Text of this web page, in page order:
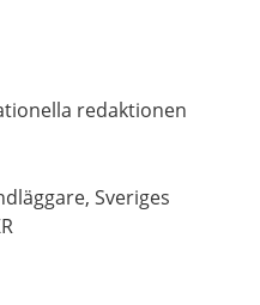
redaktionen
Sveriges